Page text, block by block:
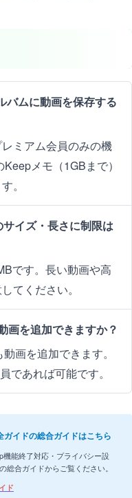
バムに動画を保存する
ミアム会員のみの機
メモ（1GBまで）
。
イズ・長さに制限は
です。長い動画や高
てください。
画を追加できますか？
画を追加できます。
であれば可能です。
イドの総合ガイドはこちら
能終了対応・プライバシー設
総合ガイドからご覧ください。
ド